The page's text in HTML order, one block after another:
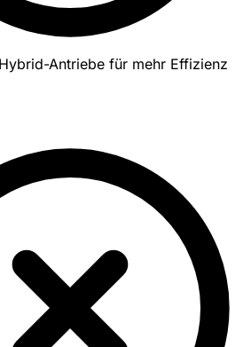
Antriebe für mehr Effizienz